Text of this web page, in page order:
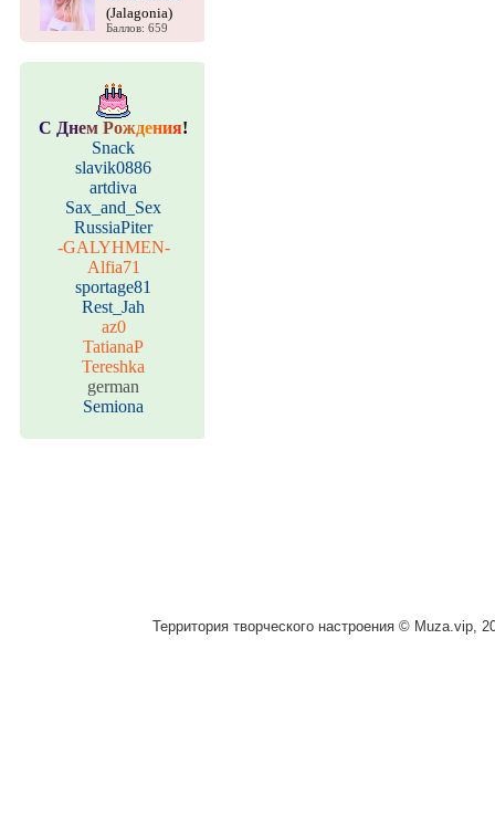
(Jalagonia)
Баллов: 659
С Днем Рождения!
Snack
slavik0886
artdiva
Sax_and_Sex
RussiaPiter
-GALYHMEN-
Alfia71
sportage81
Rest_Jah
az0
TatianaP
Tereshka
german
Semiona
Территория творческого настроения © Muza.vip,